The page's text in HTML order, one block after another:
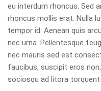
eu interdum rhoncus. Sed
rhoncus mollis erat. Nulla
tempor id. Aenean quis
nec urna. Pellentesque
nec mauris sed est
faucibus, suscipit eros
sociosqu ad litora torquent